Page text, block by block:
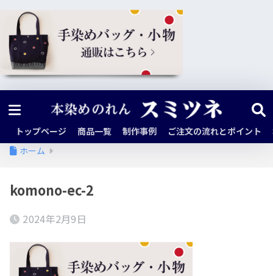
トップページ 商品一覧 制作事例 ご注文の流れとポイント
ホーム
komono-ec-2
2024年2月9日